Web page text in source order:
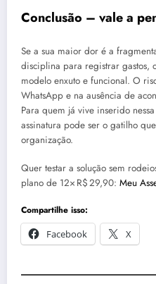
Conclusão – vale a
Se a sua maior dor é a
disciplina para registrar gastos,
modelo enxuto e funcional. O
WhatsApp e na ausência de
Para quem já vive inserido
assinatura pode ser o gatilho
organização.
Quer testar a solução sem
plano de 12× R$ 29,90: Meu
Compartilhe isso:
Facebook
X